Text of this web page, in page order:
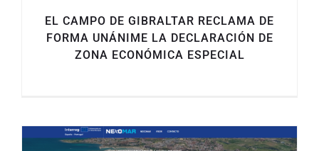
EL CAMPO DE GIBRALTAR RECLAMA DE
FORMA UNÁNIME LA DECLARACIÓN DE
ZONA ECONÓMICA ESPECIAL